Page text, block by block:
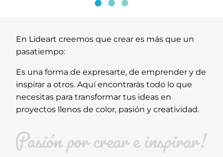
En Lideart creemos que crear es más que un
pasatiempo:
Es una forma de expresarte, de emprender y de
inspirar a otros. Aquí encontrarás todo lo que
necesitas para transformar tus ideas en
proyectos llenos de color, pasión y creatividad.